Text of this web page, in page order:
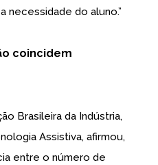
necessidade do aluno.”
coincidem
Brasileira da Indústria,
Assistiva, afirmou,
entre o número de